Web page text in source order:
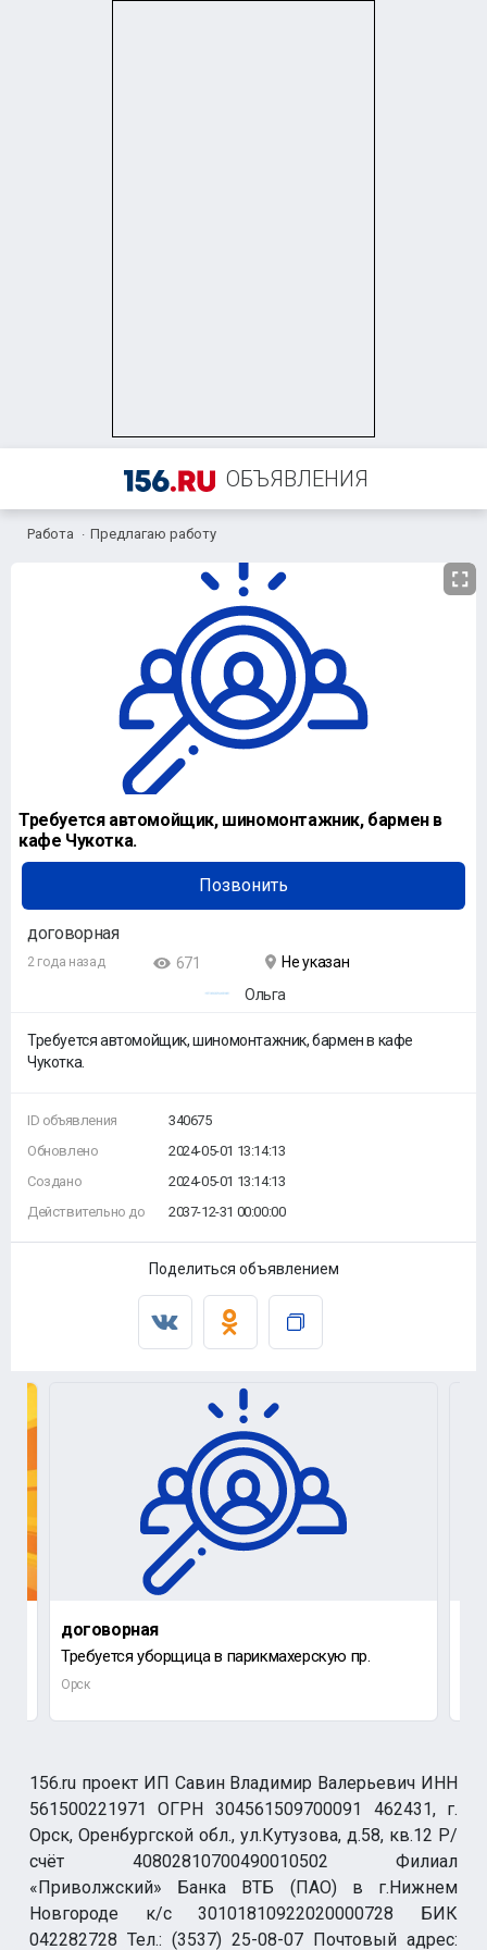
ОБЪЯВЛЕНИЯ
Работа Предлагаю работу
Требуется автомойщик, шиномонтажник, бармен в
кафе Чукотка.
Позвонить
договорная
2 года назад 671
Не указан
Ольга
Требуется автомойщик, шиномонтажник, бармен в кафе
Чукотка.
ID объявления
Обновлено
Создано
Действительно до
340675
2024-05-01 13:14:13
2024-05-01 13:14:13
2037-12-31 00:00:00
Поделиться объявлением
договорная
Требуется уборщица в парикмахерскую пр.
Орск
156.ru проект ИП Савин Владимир Валерьевич ИНН
561500221971 ОГРН 304561509700091 462431, г.
Орск, Оренбургской обл., ул.Кутузова, д.58, кв.12 Р/
счёт 40802810700490010502 Филиал
«Приволжский» Банка ВТБ (ПАО) в г.Нижнем
Новгороде к/с 30101810922020000728 БИК
042282728 Тел.: (3537) 25-08-07 Почтовый адрес: